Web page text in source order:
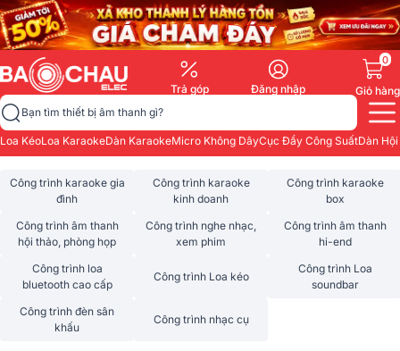
Trả góp Đăng nhập
0
Giỏ hàng
Bạn tìm thiết bị âm thanh gì?
Loa KéoLoa KaraokeDàn KaraokeMicro Không DâyCục Đẩy Công SuấtDàn
Công trình karaoke gia
đình
Công trình karaoke
kinh doanh
Công trình karaoke
box
Công trình âm thanh
hội thảo, phòng họp
Công trình nghe nhạc,
xem phim
Công trình âm thanh
hi-end
Công trình loa
bluetooth cao cấp
Công trình Loa kéo
Công trình Loa
soundbar
Công trình đèn sân
khấu
Công trình nhạc cụ